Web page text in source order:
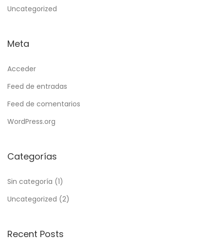
Uncategorized
Meta
Acceder
Feed de entradas
Feed de comentarios
WordPress.org
Categorías
Sin categoría (1)
Uncategorized (2)
Recent Posts